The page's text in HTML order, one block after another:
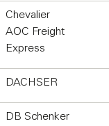
Chevalier
AOC Freight
Express
DACHSER
DB Schenker